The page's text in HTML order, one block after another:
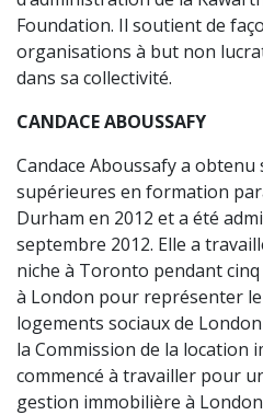
Foundation. Il soutient de
organisations à but non
dans sa collectivité.
CANDACE ABOUSSAFY
Candace Aboussafy a obtenu
supérieures en formation
Durham en 2012 et a été
septembre 2012. Elle a
niche à Toronto pendant
à London pour représenter
logements sociaux de
la Commission de la location
commencé à travailler pour
gestion immobilière à